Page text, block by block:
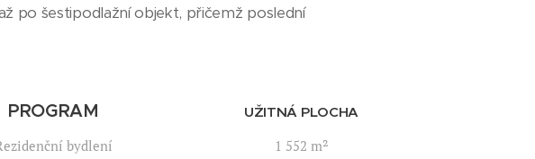
po šestipodlažní objekt, přičemž poslední
PROGRAM
bydlení
UŽITNÁ PLOCHA
1 552 m²